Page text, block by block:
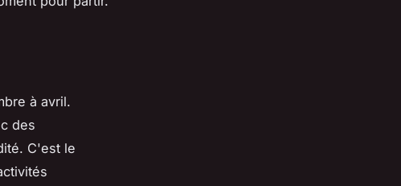
à avril.
des
C'est le